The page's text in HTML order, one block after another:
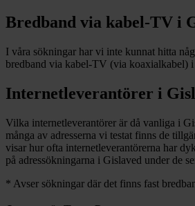
Bredband via kabel-TV i
I våra sökningar har vi inte kunnat hitta
bredband via kabel-TV (via koaxialkabel) i
Internetleverantörer i
Vilka internetleverantörer är då vanliga i
många av adresserna vi testat finns de
visar hur ofta internetleverantörerna har
på adressökningarna i Gislaved under de
* Avser sökningar där det finns fast